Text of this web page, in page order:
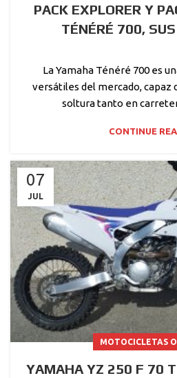
PACK EXPLORER Y
TÉNÉRÉ 700,
La Yamaha Ténéré 700 es
versátiles del mercado, capaz
soltura tanto en
CONTINUE
07
JUL
MOTOCICLETAS
YAMAHA YZ 250 F 70